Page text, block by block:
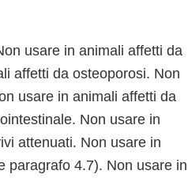
usare in animali affetti da
affetti da osteoporosi. Non
usare in animali affetti da
Non usare in
attenuati. Non usare in
paragrafo 4.7). Non usare in